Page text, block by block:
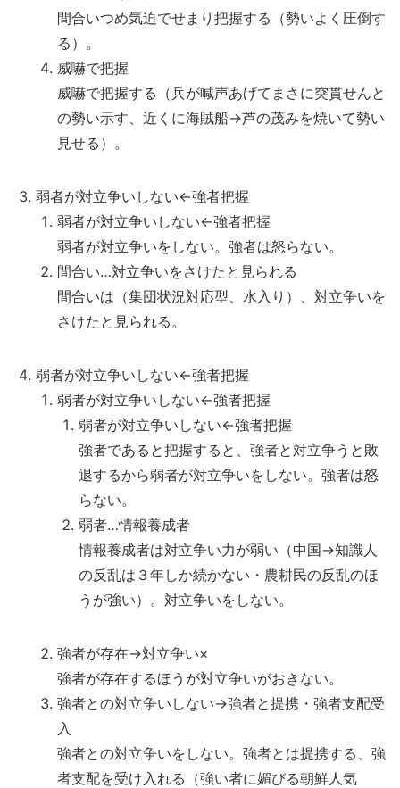
間合いつめ気迫でせまり把握する（勢いよく圧倒す
る）。
威嚇で把握
威嚇で把握する（兵が喊声あげてまさに突貫せんと
の勢い示す、近くに海賊船→芦の茂みを焼いて勢い
見せる）。
弱者が対立争いしない←強者把握
弱者が対立争いしない←強者把握
弱者が対立争いをしない。強者は怒らない。
間合い…対立争いをさけたと見られる
間合いは（集団状況対応型、水入り）、対立争いを
さけたと見られる。
弱者が対立争いしない←強者把握
弱者が対立争いしない←強者把握
弱者が対立争いしない←強者把握
強者であると把握すると、強者と対立争うと敗
退するから弱者が対立争いをしない。強者は怒
らない。
弱者…情報養成者
情報養成者は対立争い力が弱い（中国→知識人
の反乱は３年しか続かない・農耕民の反乱のほ
うが強い）。対立争いをしない。
強者が存在→対立争い×
強者が存在するほうが対立争いがおきない。
強者との対立争いしない→強者と提携・強者支配受
入
強者との対立争いをしない。強者とは提携する、強
者支配を受け入れる（強い者に媚びる朝鮮人気